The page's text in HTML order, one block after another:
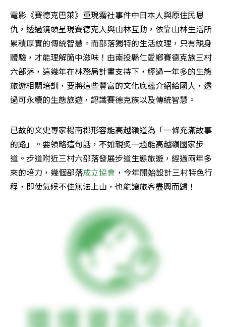
電影《賽德克巴萊》重現霧社事件中日本人與原住民恩
仇，透過鏡頭呈現賽德克人與山林互動，依靠山林生活所
累積厚實的傳統智慧。而部落獨特的生活紋理，只有親身
體驗，才能理解箇中滋味！由南投縣仁愛鄉賽德克族三村
六部落，這幾年在林務局計畫支持下，經過一年多的生態
旅遊相關培訓，要將這些豐富的文化底蘊介紹給國人，透
過可永續的生態旅遊，認識賽德克族以及傳統智慧。
已故的文史專家楊南郡形容能高越嶺道為「一條充滿故事
的路」。要領略這句話，不如親炙一趟能高越嶺國家步
道。步道附近三村六部落發展步道生態旅遊，經過兩年多
來的培力，幾個部落成立協會 ，今年開始設計三村特色行
程，即使氣候不佳無法上山，也能讓旅客盡興而歸！